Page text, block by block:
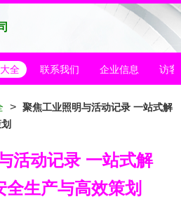
全 联系我们 企业信息 访客
> 聚焦工业照明与活动记录 一站式解
活动记录 一站式解
全生产与高效策划